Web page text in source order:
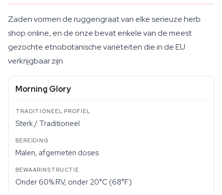
Zaden vormen de ruggengraat van elke serieuze herb
shop online, en de onze bevat enkele van de meest
gezochte etnobotanische variëteiten die in de EU
verkrijgbaar zijn.
Morning Glory
Sterk / Traditioneel
Malen, afgemeten doses
Onder 60% RV, onder 20°C (68°F)